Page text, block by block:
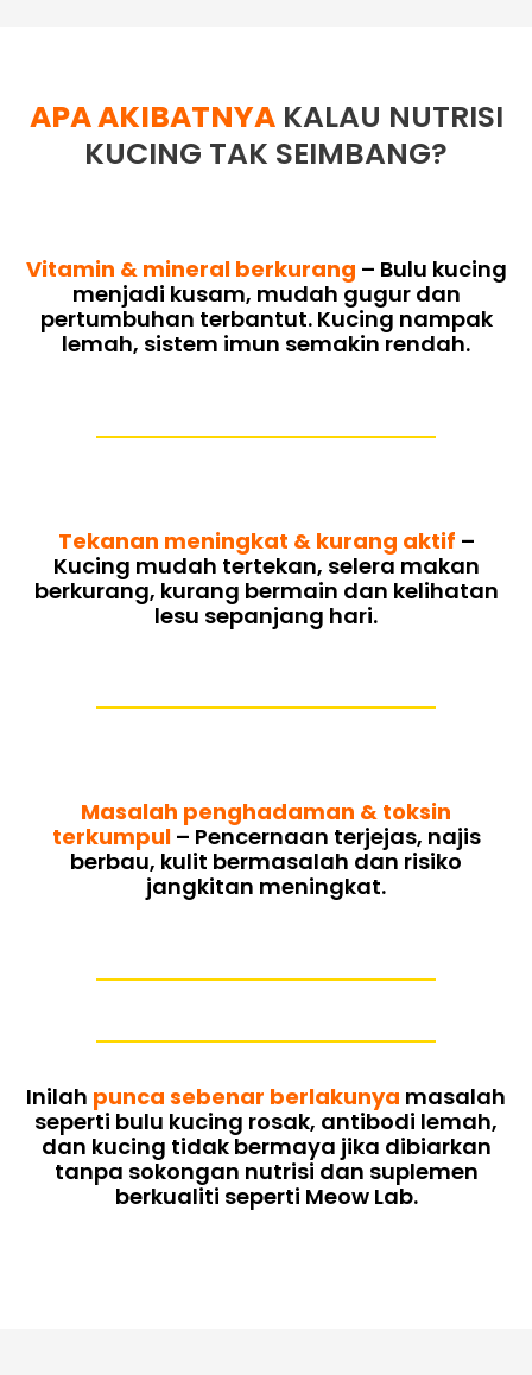
APA AKIBATNYAKALAU NUTRISI
KUCING TAK SEIMBANG?
Vitamin & mineral berkurang – Bulu kucing
menjadi kusam, mudah gugur dan
pertumbuhan terbantut. Kucing nampak
lemah, sistem imun semakin rendah.
Tekanan meningkat & kurang aktif –
Kucing mudah tertekan, selera makan
berkurang, kurang bermain dan kelihatan
lesu sepanjang hari.
Masalah penghadaman & toksin
terkumpul– Pencernaan terjejas, najis
berbau, kulit bermasalah dan risiko
jangkitan meningkat.
Inilah punca sebenar berlakunya masalah
seperti bulu kucing rosak, antibodi lemah,
dan kucing tidak bermaya jika dibiarkan
tanpa sokongan nutrisi dan suplemen
berkualiti seperti Meow Lab.